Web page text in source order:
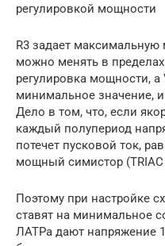
регулировкой мощности
R3 задает
можно менять в
регулировка мощности, а
минимальное значение,
Дело в том, что, если
каждый полупериод
потечет пусковой ток,
мощный симистор (TRIAC
Поэтому при настройке
ставят на минимальное
ЛАТРа дают напряжение